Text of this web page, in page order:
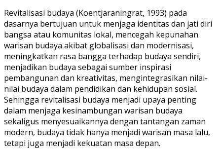
Revitalisasi budaya (Koentjaraningrat, 1993) pada
dasarnya bertujuan untuk menjaga identitas dan jati diri
bangsa atau komunitas lokal, mencegah kepunahan
warisan budaya akibat globalisasi dan modernisasi,
meningkatkan rasa bangga terhadap budaya sendiri,
menjadikan budaya sebagai sumber inspirasi
pembangunan dan kreativitas, mengintegrasikan nilai-
nilai budaya dalam pendidikan dan kehidupan sosial.
Sehingga revitalisasi budaya menjadi upaya penting
dalam menjaga kesinambungan warisan budaya
sekaligus menyesuaikannya dengan tantangan zaman
modern, budaya tidak hanya menjadi warisan masa lalu,
tetapi juga menjadi kekuatan masa depan.